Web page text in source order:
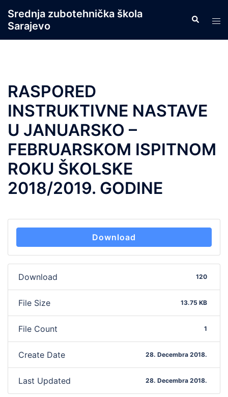
content
Srednja zubotehnička škola
Sarajevo
Search
RASPORED
INSTRUKTIVNE NASTAVE
U JANUARSKO –
FEBRUARSKOM ISPITNOM
ROKU ŠKOLSKE
2018/2019. GODINE
Download
Download 120
File Size 13.75 KB
File Count 1
Create Date 28. Decembra 2018.
Last Updated 28. Decembra 2018.